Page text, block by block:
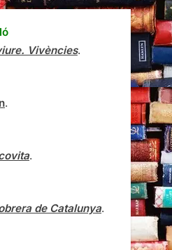
Vivències.
.
.
de Catalunya.